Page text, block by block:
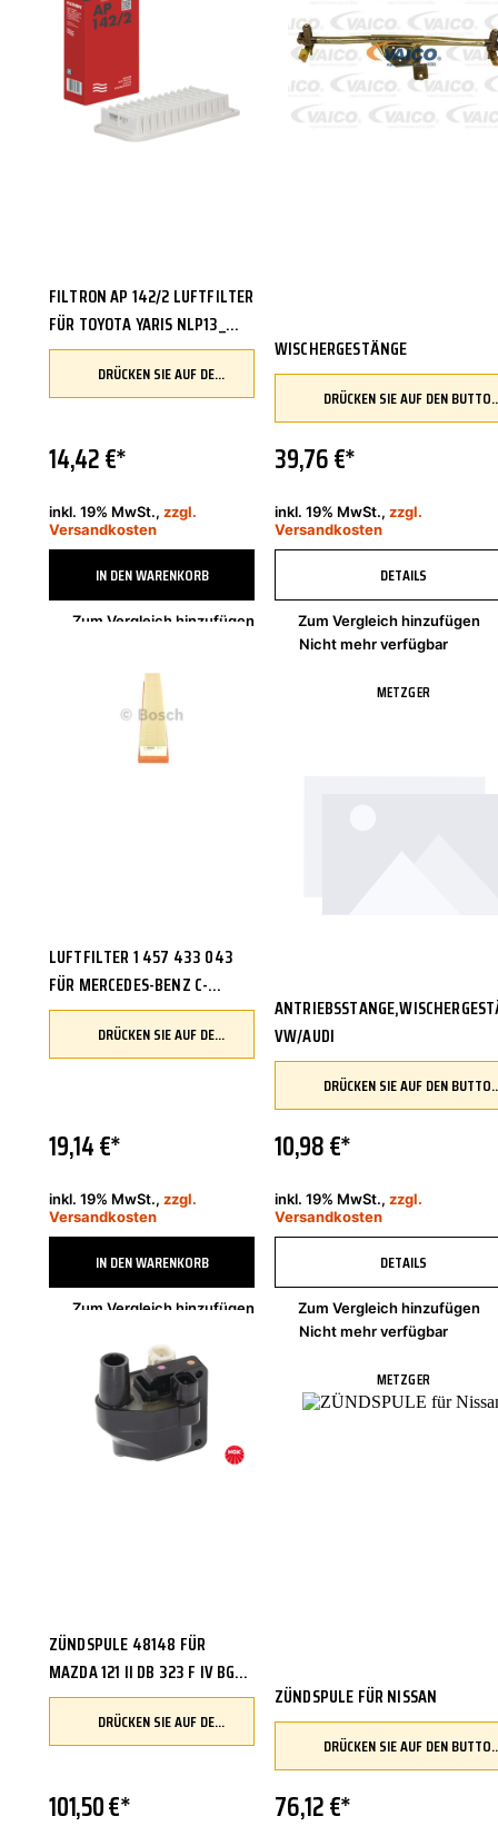
FILTRON
FILTRON AP 142/2 LUFTFILTER
FÜR TOYOTA YARIS NLP13_
NSP13_ NCP13_ KSP13_
DRÜCKEN SIE AUF DEN BUTTON, UM IHR FAHRZEUG ZU ÜBERPRÜFEN UND SICHERZUSTELLEN, DASS DIESES TEIL KOMPATIBEL IST, BEVOR SIE ES BESTELLEN
14,42 €*
inkl. 19% MwSt., zzgl.
Versandkosten
IN DEN WARENKORB
Zum Vergleich hinzufügen
VAICO
WISCHERGESTÄNGE
DRÜCKEN SIE AUF DEN BUTTON, UM IHR FAHRZEUG ZU
39,76 €*
inkl. 19% MwSt., zzgl.
Versandkosten
DETAILS
Zum Vergleich hinzufügen
Nicht mehr verfügbar
BOSCH
LUFTFILTER 1 457 433 043
FÜR MERCEDES-BENZ C-
KLASSE COUPE CL203 W203
DRÜCKEN SIE AUF DEN BUTTON, UM IHR FAHRZEUG ZU ÜBERPRÜFEN UND SICHERZUSTELLEN, DASS DIESES TEIL KOMPATIBEL IST, BEVOR SIE ES BESTELLEN
19,14 €*
inkl. 19% MwSt., zzgl.
Versandkosten
IN DEN WARENKORB
Zum Vergleich hinzufügen
METZGER
VW/AUDI
DRÜCKEN SIE AUF DEN BUTTON, UM IHR FAHRZEUG ZU
10,98 €*
inkl. 19% MwSt., zzgl.
Versandkosten
DETAILS
Zum Vergleich hinzufügen
Nicht mehr verfügbar
NGK
ZÜNDSPULE 48148 FÜR
MAZDA 121 II DB 323 F IV BG
BA
DRÜCKEN SIE AUF DEN BUTTON, UM IHR FAHRZEUG ZU ÜBERPRÜFEN UND SICHERZUSTELLEN, DASS DIESES TEIL KOMPATIBEL IST, BEVOR SIE ES BESTELLEN
101,50 €*
METZGER
ZÜNDSPULE FÜR NISSAN
DRÜCKEN SIE AUF DEN BUTTON, UM IHR FAHRZEUG ZU
76,12 €*